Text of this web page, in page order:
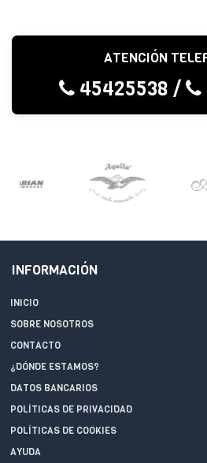
ATENCIÓN
45425538 /
INFORMACIÓN
INICIO
SOBRE NOSOTROS
CONTACTO
¿DÓNDE ESTAMOS?
DATOS BANCARIOS
POLÍTICAS DE PRIVACIDAD
POLÍTICAS DE COOKIES
AYUDA